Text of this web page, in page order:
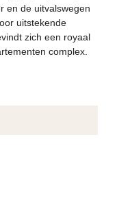
en de uitvalswegen
uitstekende
zich een royaal
complex.